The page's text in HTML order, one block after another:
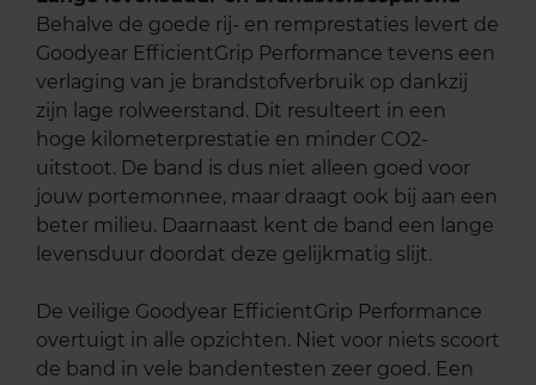
Behalve de goede rij- en remprestaties levert de
Goodyear EfficientGrip Performance tevens een
verlaging van je brandstofverbruik op dankzij
zijn lage rolweerstand. Dit resulteert in een
hoge kilometerprestatie en minder CO2-
uitstoot. De band is dus niet alleen goed voor
jouw portemonnee, maar draagt ook bij aan een
beter milieu. Daarnaast kent de band een lange
levensduur doordat deze gelijkmatig slijt.
De veilige Goodyear EfficientGrip Performance
overtuigt in alle opzichten. Niet voor niets scoort
de band in vele bandentesten zeer goed. Een